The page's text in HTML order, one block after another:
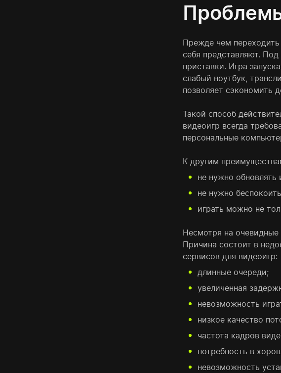
Прежде чем
себя представляют.
приставки. Игра
слабый ноутбук,
позволяет сэкономить
Такой способ
видеоигр всегда
персональные
К другим
не нужно обновлять
не нужно
играть можно не
Несмотря на
Причина состоит в
сервисов для видеоигр:
длинные очереди;
увеличенная
невозможность
низкое качество
частота кадров
потребность в
невозможность